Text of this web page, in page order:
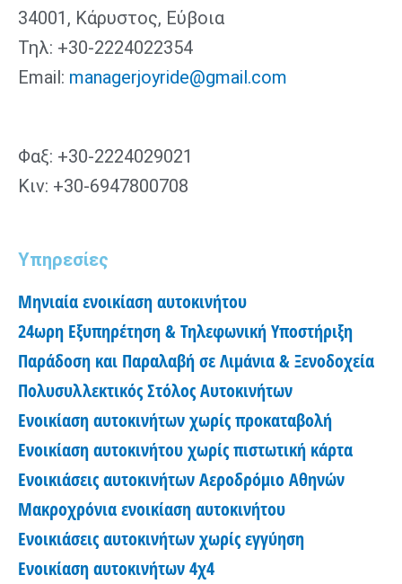
Υπηρεσίες
Μηνιαία ενοικίαση αυτοκινήτου
24ωρη Εξυπηρέτηση & Τηλεφωνική Υποστήριξη
Παράδοση και Παραλαβή σε Λιμάνια & Ξενοδοχεία
Πολυσυλλεκτικός Στόλος Αυτοκινήτων
Ενοικίαση αυτοκινήτων χωρίς προκαταβολή
Ενοικίαση αυτοκινήτου χωρίς πιστωτική κάρτα
Ενοικιάσεις αυτοκινήτων Αεροδρόμιο Αθηνών
Μακροχρόνια ενοικίαση αυτοκινήτου
Ενοικιάσεις αυτοκινήτων χωρίς εγγύηση
Ενοικίαση αυτοκινήτων 4χ4
34001, Κάρυστος, Εύβοια
Τηλ: +30-2224022354
Email: managerjoyride@gmail.com
Φαξ: +30-2224029021
Κιν: +30-6947800708